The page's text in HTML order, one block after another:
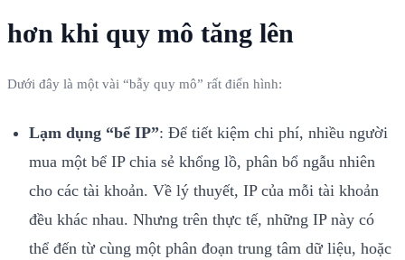
hơn khi quy mô tăng lên
Dưới đây là một vài “bẫy quy mô” rất điển hình:
Lạm dụng “bể IP”: Để tiết kiệm chi phí, nhiều người
mua một bể IP chia sẻ khổng lồ, phân bổ ngẫu nhiên
cho các tài khoản. Về lý thuyết, IP của mỗi tài khoản
đều khác nhau. Nhưng trên thực tế, những IP này có
thể đến từ cùng một phân đoạn trung tâm dữ liệu, hoặc